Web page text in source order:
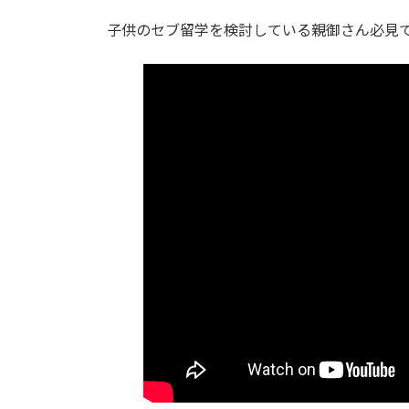
子供のセブ留学を検討している親御さん必見